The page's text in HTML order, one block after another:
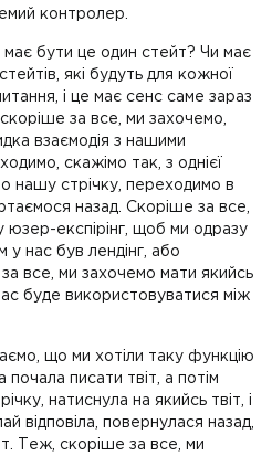
контролер.
бути це один стейт? Чи має
які будуть для кожної
і це має сенс саме зараз
за все, ми захочемо,
взаємодія з нашими
скажімо так, з однієї
нашу стрічку, переходимо в
назад. Скоріше за все,
експірінг, щоб ми одразу
у нас був лендінг, або
все, ми захочемо мати якийсь
буде використовуватися між
що ми хотіли таку функцію
писати твіт, а потім
натиснула на якийсь твіт, і
відповіла, повернулася назад,
Теж, скоріше за все, ми